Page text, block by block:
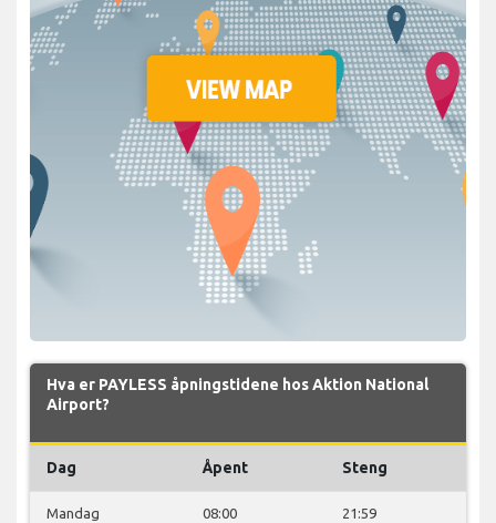
Hva er PAYLESS åpningstidene hos Aktion National
Airport?
Dag Åpent Steng
Mandag 08:00 21:59